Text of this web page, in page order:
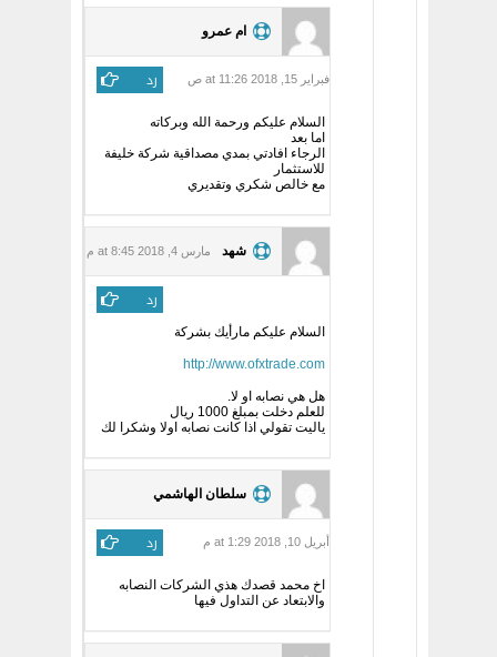
ام عمرو
فبراير 15, 2018 at 11:26 ص رد
السلام عليكم ورحمة الله وبركاته
اما بعد
الرجاء افادتي بمدي مصداقية شركة خليفة
للاستثمار
مع خالص شكري وتقديري
شهد مارس 4, 2018 at 8:45 م
رد
السلام عليكم مارأيك بشركة
http://www.ofxtrade.com
هل هي نصابه او لا.
للعلم دخلت بمبلغ 1000 ريال
ياليت تقولي اذا كانت نصابه اولا وشكرا لك
سلطان الهاشمي
أبريل 10, 2018 at 1:29 م رد
اخ محمد قصدك هذي الشركات النصابه
والابتعاد عن التداول فيها